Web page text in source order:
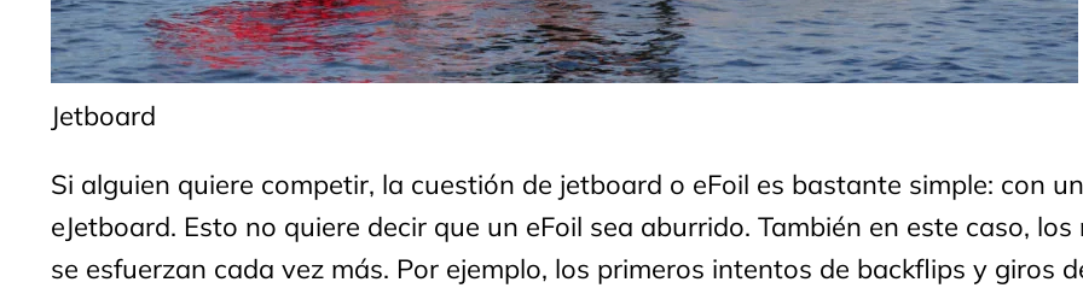
Jetboard
Si alguien quiere competir, la cuestión de jetboard o eFoil es bastante simple: con un
eJetboard. Esto no quiere decir que un eFoil sea aburrido. También en este caso, los
se esfuerzan cada vez más. Por ejemplo, los primeros intentos de backflips y giros